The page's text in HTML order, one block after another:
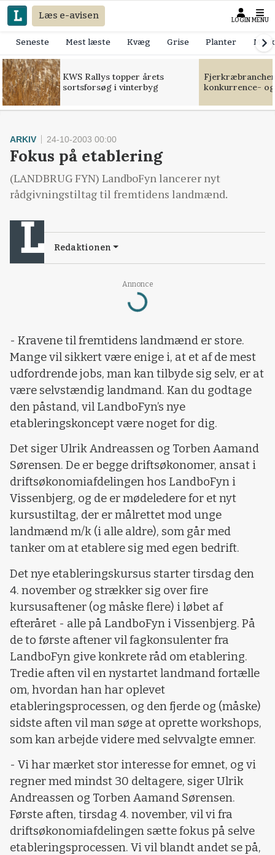
Læs e-avisen LOGIN MENU
Seneste Mest læste Kvæg Grise Planter
KWS Rallys topper årets
sortsforsøg i vinterbyg
konkurrence-
Annonce
Loading...
ARKIV 24-10-2003 00:00
Fokus på etablering
(LANDBRUG FYN) LandboFyn lancerer nyt
rådgivningstiltag til fremtidens landmænd.
Redaktionen
- Kravene til fremtidens landmænd er store.
Mange vil sikkert være enige i, at et af de mest
udfordrende jobs, man kan tilbyde sig selv, er at
være selvstændig landmand. Kan du godtage
den påstand, vil LandboFyn’s nye
etableringskoncept være noget for dig.
Det siger Ulrik Andreassen og Torben Aamand
Sørensen. De er begge driftsøkonomer, ansat i
driftsøkonomiafdelingen hos LandboFyn i
Vissenbjerg, og de er mødeledere for et nyt
kursustiltag, der er målrettet mod unge
landmænd m/k (i alle aldre), som går med
tanker om at etablere sig med egen bedrift.
Det nye etableringskursus starter tirsdag den
4. november og strækker sig over fire
kursusaftener (og måske flere) i løbet af
efteråret - alle på LandboFyn i Vissenbjerg. På
de to første aftener vil fagkonsulenter fra
LandboFyn give konkrete råd om etablering.
Tredie aften vil en nystartet landmand fortælle
om, hvordan han har oplevet
etableringsprocessen, og den fjerde og (måske)
sidste aften vil man søge at oprette workshops,
som kan arbejde videre med selvvalgte emner.
- Vi har mærket stor interesse for emnet, og vi
regner med mindst 30 deltagere, siger Ulrik
Andreassen og Torben Aamand Sørensen.
Første aften, tirsdag 4. november, vil vi fra
driftsøkonomiafdelingen sætte fokus på selve
etableringsprocessen. Vi vil blandt andet se på,